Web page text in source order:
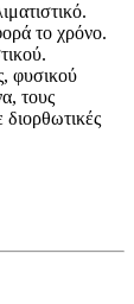
το χρόνο.
φυσικού
τους